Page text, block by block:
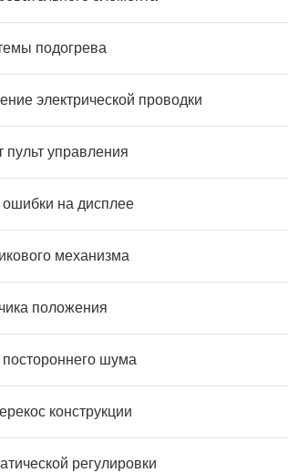
подогрева
электрической проводки
пульт управления
ошибки на дисплее
механизма
положения
шума
конструкции
регулировки